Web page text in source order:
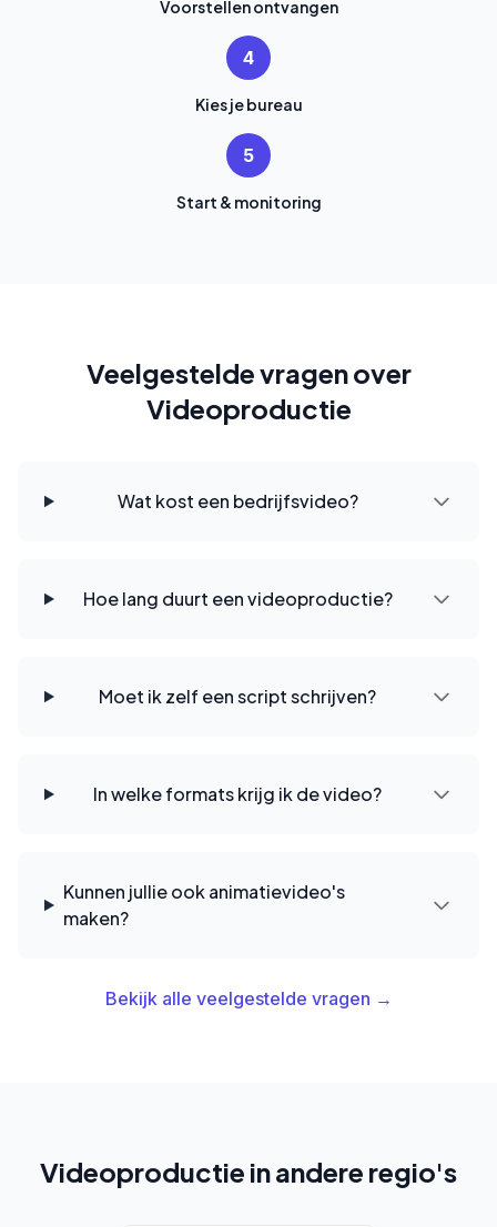
Voorstellen ontvangen
4
Kies je bureau
5
Start & monitoring
Veelgestelde vragen over
Videoproductie
Wat kost een bedrijfsvideo?
Hoe lang duurt een videoproductie?
Moet ik zelf een script schrijven?
In welke formats krijg ik de video?
Kunnen jullie ook animatievideo's
maken?
Bekijk alle veelgestelde vragen →
Videoproductie in andere regio's